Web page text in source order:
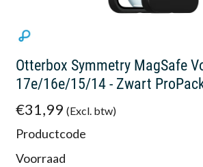
Otterbox Symmetry MagSafe
17e/16e/15/14 - Zwart
€31,99 (Excl. btw)
Productcode
Voorraad